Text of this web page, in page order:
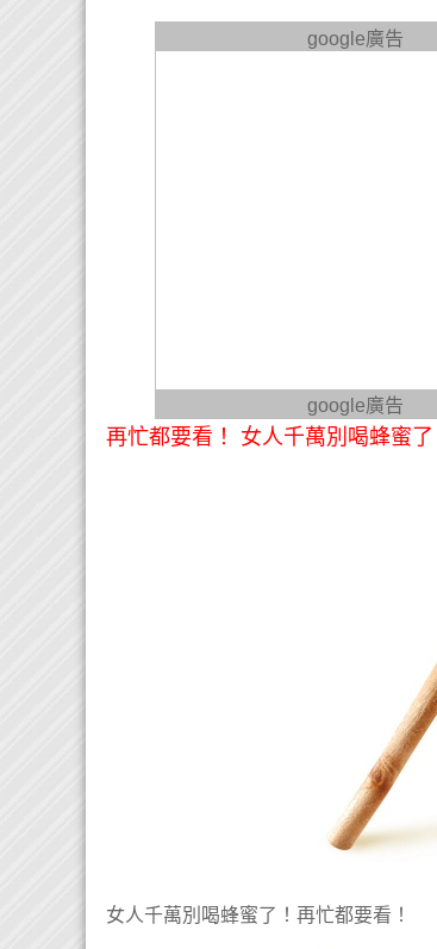
google廣告
google廣告
再忙都要看！ 女人千萬別喝蜂蜜
女人千萬別喝蜂蜜了！再忙都要看！